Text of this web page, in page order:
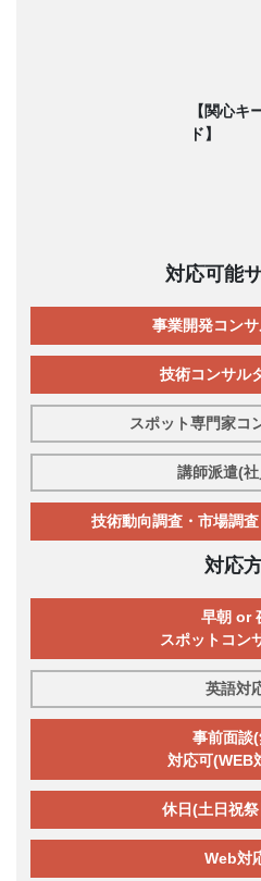
【関心キ
ド】
対応可能
事業開発コン
技術コンサル
スポット専門家コ
講師派遣(
技術動向調査・市場調
対応
早朝 or
スポットコン
英語対
事前面談
対応可(WEB
休日(土日祝
Web対